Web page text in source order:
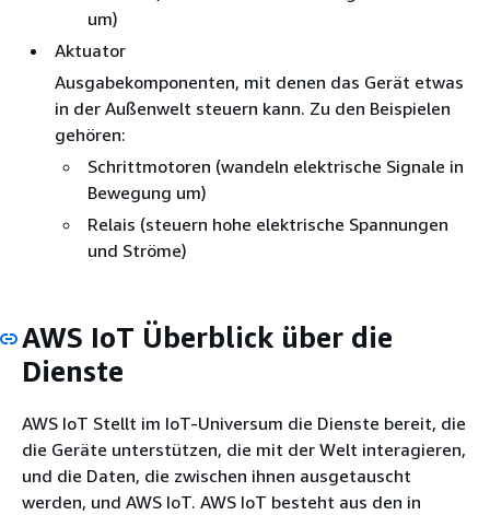
um)
Aktuator
Ausgabekomponenten, mit denen das Gerät etwas
in der Außenwelt steuern kann. Zu den Beispielen
gehören:
Schrittmotoren (wandeln elektrische Signale in
Bewegung um)
Relais (steuern hohe elektrische Spannungen
und Ströme)
AWS IoT Überblick über die
Dienste
AWS IoT Stellt im IoT-Universum die Dienste bereit, die
die Geräte unterstützen, die mit der Welt interagieren,
und die Daten, die zwischen ihnen ausgetauscht
werden, und AWS IoT. AWS IoT besteht aus den in